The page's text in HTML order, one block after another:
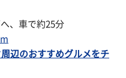
、車で約25分
辺のおすすめグルメをチ